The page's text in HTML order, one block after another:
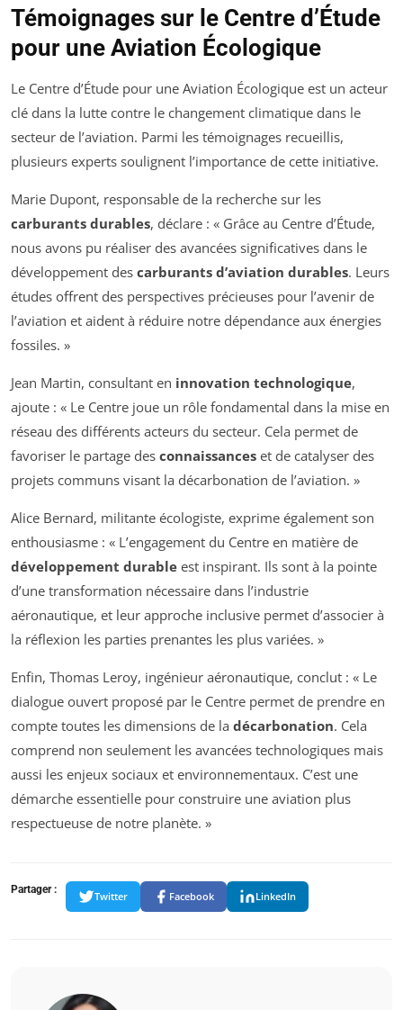
Témoignages sur le Centre d’Étude
pour une Aviation Écologique
Le Centre d’Étude pour une Aviation Écologique est un acteur
clé dans la lutte contre le changement climatique dans le
secteur de l’aviation. Parmi les témoignages recueillis,
plusieurs experts soulignent l’importance de cette initiative.
Marie Dupont, responsable de la recherche sur les
carburants durables, déclare : « Grâce au Centre d’Étude,
nous avons pu réaliser des avancées significatives dans le
développement des carburants d’aviation durables. Leurs
études offrent des perspectives précieuses pour l’avenir de
l’aviation et aident à réduire notre dépendance aux énergies
fossiles. »
Jean Martin, consultant en innovation technologique,
ajoute : « Le Centre joue un rôle fondamental dans la mise en
réseau des différents acteurs du secteur. Cela permet de
favoriser le partage des connaissances et de catalyser des
projets communs visant la décarbonation de l’aviation. »
Alice Bernard, militante écologiste, exprime également son
enthousiasme : « L’engagement du Centre en matière de
développement durable est inspirant. Ils sont à la pointe
d’une transformation nécessaire dans l’industrie
aéronautique, et leur approche inclusive permet d’associer à
la réflexion les parties prenantes les plus variées. »
Enfin, Thomas Leroy, ingénieur aéronautique, conclut : « Le
dialogue ouvert proposé par le Centre permet de prendre en
compte toutes les dimensions de la décarbonation. Cela
comprend non seulement les avancées technologiques mais
aussi les enjeux sociaux et environnementaux. C’est une
démarche essentielle pour construire une aviation plus
respectueuse de notre planète. »
Partager :
Twitter Facebook LinkedIn